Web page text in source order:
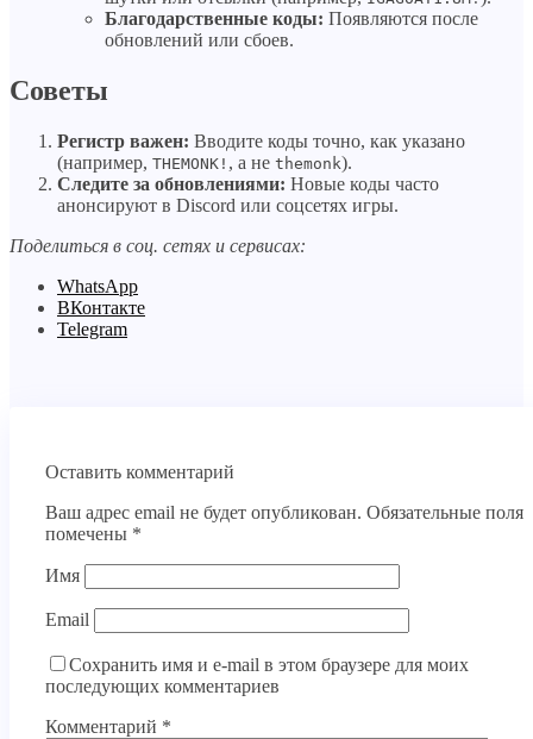
Благодарственные коды: Появляются после
обновлений или сбоев.
Советы
Регистр важен: Вводите коды точно, как указано
(например, THEMONK! , а не themonk).
Следите за обновлениями: Новые коды часто
анонсируют в Discord или соцсетях игры.
Поделиться в соц. сетях и сервисах:
WhatsApp
ВКонтакте
Telegram
Оставить комментарий
Ваш адрес email не будет опубликован. Обязательные поля
помечены *
Имя
Email
Сохранить имя и e-mail в этом браузере для моих
последующих комментариев
Комментарий *